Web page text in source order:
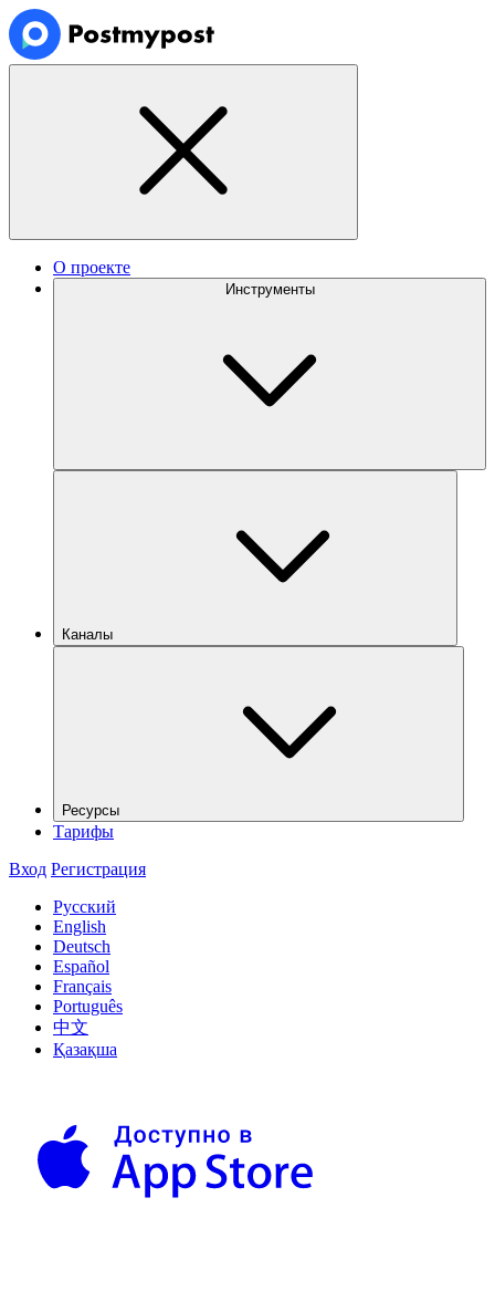
О проекте
Инструменты
Каналы
Ресурсы
Тарифы
Вход Регистрация
Русский
English
Deutsch
Español
Français
Português
中文
Қазақша